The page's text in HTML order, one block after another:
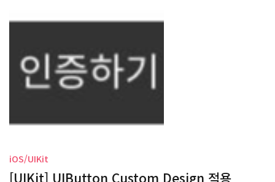
iOS/UIKit
[UIKit] UIButton Custom Design 적용